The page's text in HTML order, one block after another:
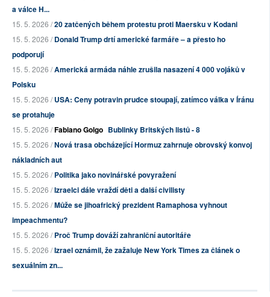
a válce H...
15. 5. 2026 /20 zatčených během protestu proti Maersku v Kodani
15. 5. 2026 /Donald Trump drtí americké farmáře – a přesto ho
podporují
15. 5. 2026 /Americká armáda náhle zrušila nasazení 4 000 vojáků v
Polsku
15. 5. 2026 /USA: Ceny potravin prudce stoupají, zatímco válka v Íránu
se protahuje
15. 5. 2026 /Fabiano Golgo Bublinky Britských listů - 8
15. 5. 2026 /Nová trasa obcházející Hormuz zahrnuje obrovský konvoj
nákladních aut
15. 5. 2026 /Politika jako novinářské povyražení
15. 5. 2026 /Izraelci dále vraždí děti a další civilisty
15. 5. 2026 /Může se jihoafrický prezident Ramaphosa vyhnout
impeachmentu?
15. 5. 2026 /Proč Trump dováží zahraniční autoritáře
15. 5. 2026 /Izrael oznámil, že zažaluje New York Times za článek o
sexuálním zn...